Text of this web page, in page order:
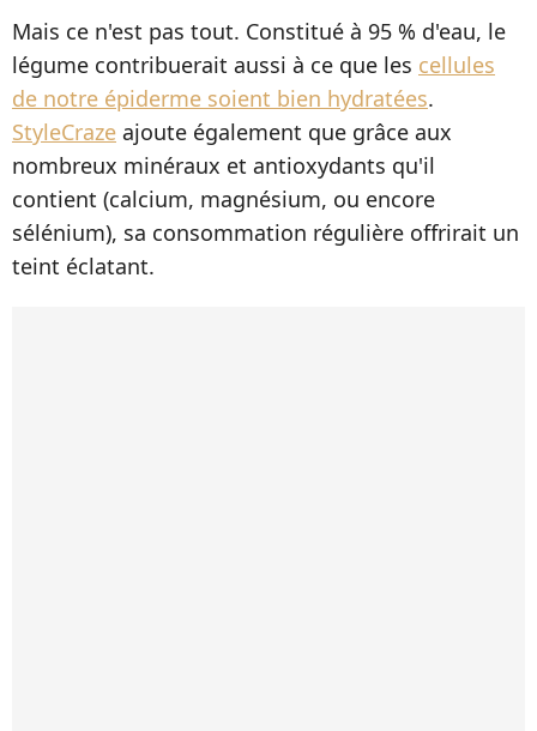
Mais ce n'est pas tout. Constitué à 95 % d'eau, le
légume contribuerait aussi à ce que les cellules
de notre épiderme soient bien hydratées.
StyleCraze ajoute également que grâce aux
nombreux minéraux et antioxydants qu'il
contient (calcium, magnésium, ou encore
sélénium), sa consommation régulière offrirait un
teint éclatant.